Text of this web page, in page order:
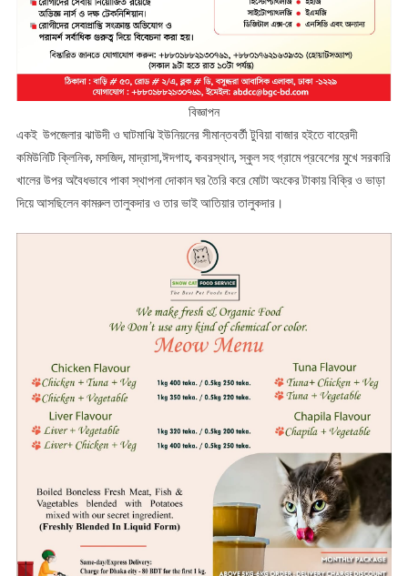
বিজ্ঞাপন
একই উপজেলার ঝাউদী ও ঘাটমাঝি ইউনিয়নের সীমান্তবর্তী টুবিয়া বাজার হইতে বাহেরদী
কমিউনিটি ক্লিনিক, মসজিদ, মাদ্রাসা,ঈদগাহ, কবরস্থান, স্কুল সহ গ্রামে প্রবেশের মুখে সরকারি
খালের উপর অবৈধভাবে পাকা স্থাপনা দোকান ঘর তৈরি করে মোটা অংকের টাকায় বিক্রি ও ভাড়া
দিয়ে আসছিলেন কামরুল তালুকদার ও তার ভাই আতিয়ার তালুকদার।